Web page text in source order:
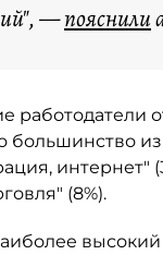
—пояснили
работодатели
большинство
(8%).